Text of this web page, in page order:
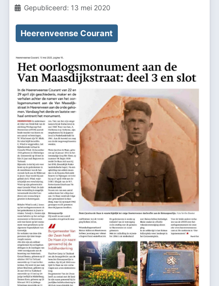
Details
Gepubliceerd: 13 mei 2020
Heerenveense Courant